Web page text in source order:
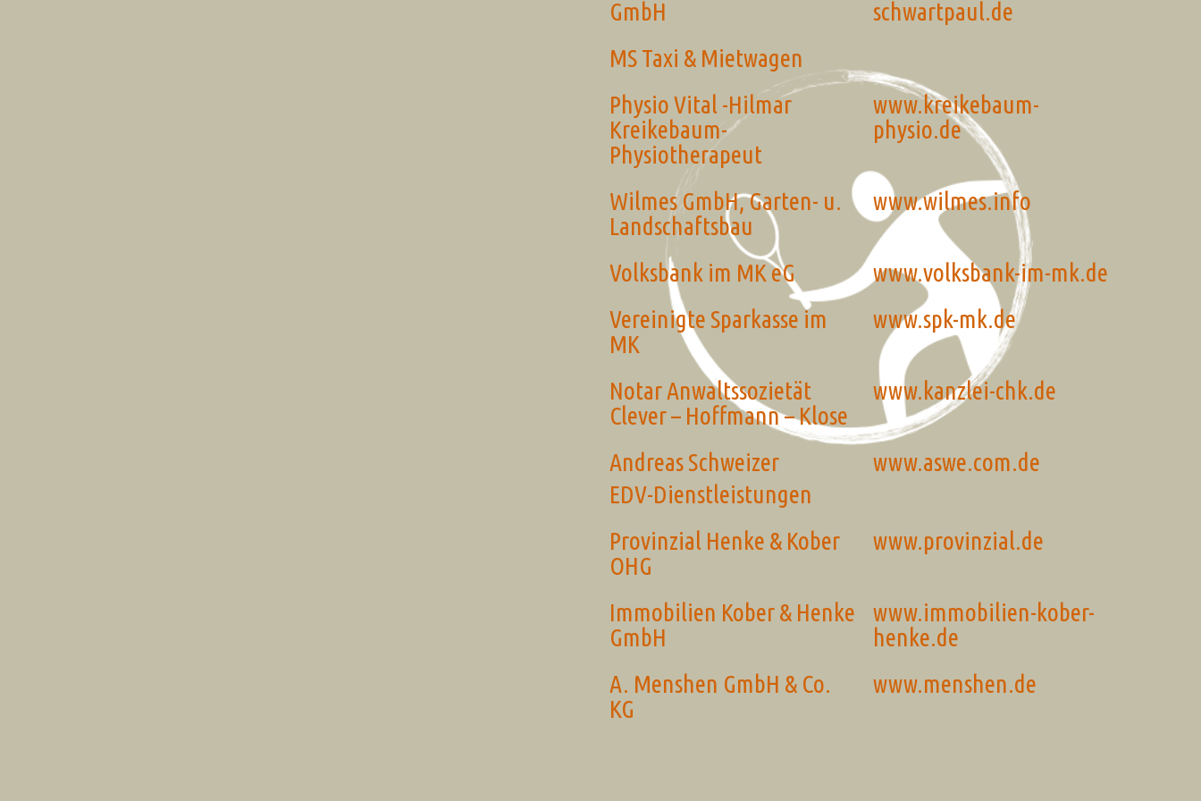
GmbH
schwartpaul.de
MS Taxi & Mietwagen
Physio Vital -Hilmar
Kreikebaum-
Physiotherapeut
www.kreikebaum-
physio.de
Wilmes GmbH, Garten- u.
Landschaftsbau
www.wilmes.info
Volksbank im MK eG
www.volksbank-im-mk.de
Vereinigte Sparkasse im
MK
www.spk-mk.de
Notar Anwaltssozietät
Clever – Hoffmann – Klose
www.kanzlei-chk.de
Andreas Schweizer
EDV-Dienstleistungen
www.aswe.com.de
Provinzial Henke & Kober
OHG
www.provinzial.de
Immobilien Kober & Henke
GmbH
www.immobilien-kober-
henke.de
A. Menshen GmbH & Co.
KG
www.menshen.de